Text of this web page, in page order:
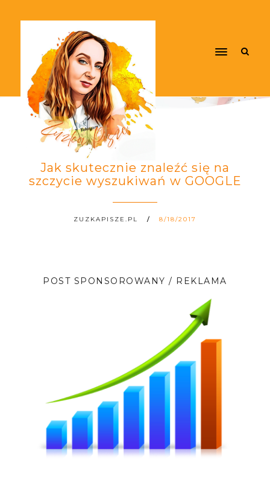
Jak skutecznie znaleźć się na
szczycie wyszukiwań w GOOGLE
ZUZKAPISZE.PL 8/18/2017
POST SPONSOROWANY / REKLAMA